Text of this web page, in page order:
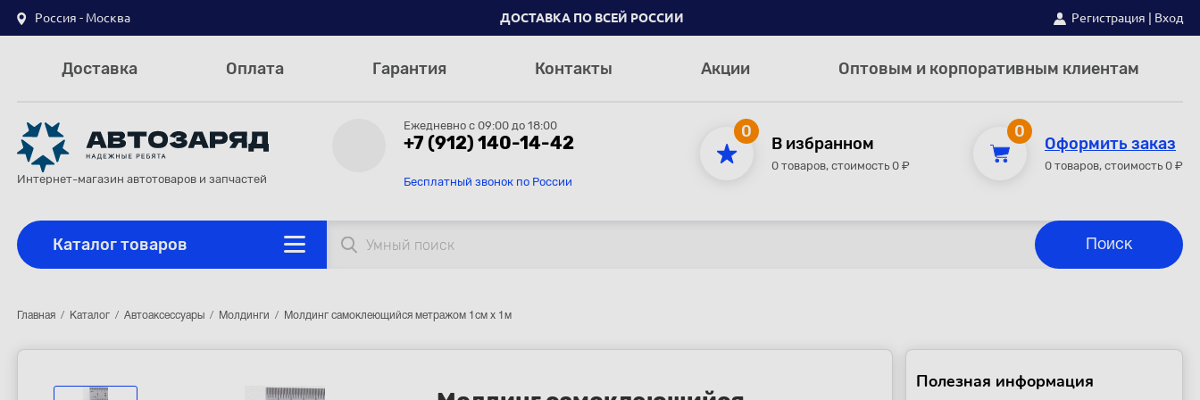
Россия - Москва ДОСТАВКА ПО ВСЕЙ РОССИИ Регистрация Вход
Доставка Оплата Гарантия Контакты Акции Оптовым и корпоративным клиентам
Интернет-магазин автотоваров и запчастей
Ежедневно с 09:00 до 18:00
+7 (912) 140-14-42
Бесплатный звонок по России
0
В избранном
0 товаров, стоимость 0 ₽
0
Оформить заказ
0 товаров, стоимость 0 ₽
Каталог товаров
Главная Каталог Автоаксессуары Молдинги Молдинг самоклеющийся метражом 1см х 1м
Полезная информация